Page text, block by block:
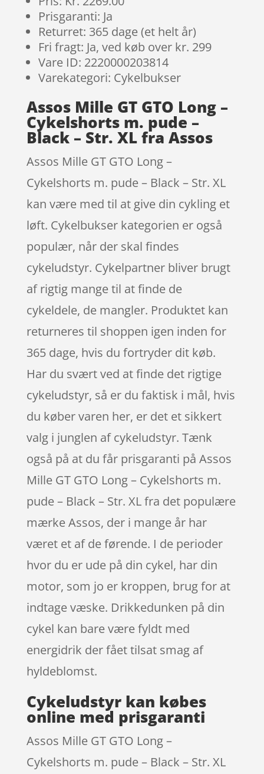
Prisgaranti: Ja
Returret: 365 dage (et helt år)
Fri fragt: Ja, ved køb over kr. 299
Vare ID: 2220000203814
Varekategori: Cykelbukser
Assos Mille GT GTO Long –
Cykelshorts m. pude –
Black – Str. XL fra Assos
Assos Mille GT GTO Long –
Cykelshorts m. pude – Black – Str. XL
kan være med til at give din cykling et
løft. Cykelbukser kategorien er også
populær, når der skal findes
cykeludstyr. Cykelpartner bliver brugt
af rigtig mange til at finde de
cykeldele, de mangler. Produktet kan
returneres til shoppen igen inden for
365 dage, hvis du fortryder dit køb.
Har du svært ved at finde det rigtige
cykeludstyr, så er du faktisk i mål, hvis
du køber varen her, er det et sikkert
valg i junglen af cykeludstyr. Tænk
også på at du får prisgaranti på Assos
Mille GT GTO Long – Cykelshorts m.
pude – Black – Str. XL fra det populære
mærke Assos, der i mange år har
været et af de førende. I de perioder
hvor du er ude på din cykel, har din
motor, som jo er kroppen, brug for at
indtage væske. Drikkedunken på din
cykel kan bare være fyldt med
energidrik der fået tilsat smag af
hyldeblomst.
Cykeludstyr kan købes
online med prisgaranti
Assos Mille GT GTO Long –
Cykelshorts m. pude – Black – Str. XL